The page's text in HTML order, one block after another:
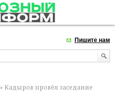
Пишите нам
» Кадыров провёл заседание